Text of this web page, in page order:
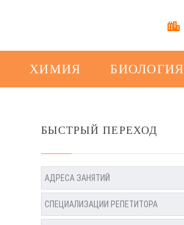
ХИМИЯ БИОЛОГИЯ
БЫСТРЫЙ ПЕРЕХОД
АДРЕСА ЗАНЯТИЙ
СПЕЦИАЛИЗАЦИИ РЕПЕТИТОРА